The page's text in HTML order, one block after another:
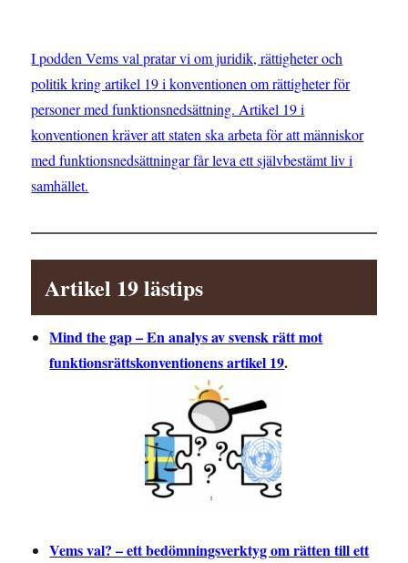
I podden Vems val pratar vi om juridik, rättigheter och
politik kring artikel 19 i konventionen om rättigheter för
personer med funktionsnedsättning. Artikel 19 i
konventionen kräver att staten ska arbeta för att människor
med funktionsnedsättningar får leva ett självbestämt liv i
samhället.
Artikel 19 lästips
Mind the gap – En analys av svensk rätt mot
funktionsrättskonventionens artikel 19.
Vems val? – ett bedömningsverktyg om rätten till ett